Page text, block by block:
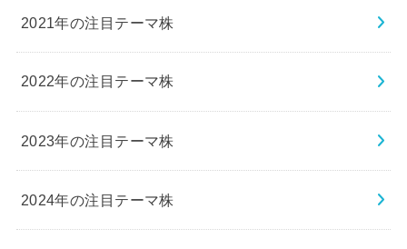
2021年の注目テーマ株
2022年の注目テーマ株
2023年の注目テーマ株
2024年の注目テーマ株